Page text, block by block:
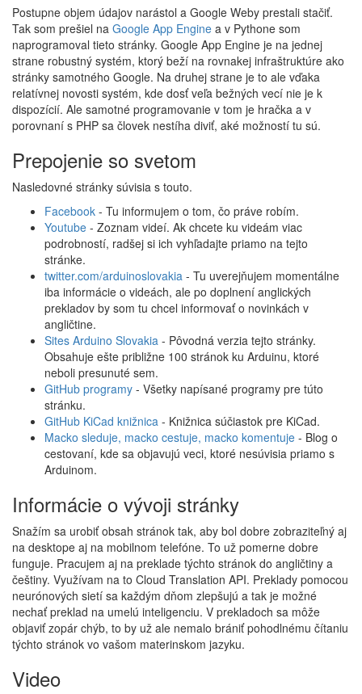
Postupne objem údajov narástol a Google Weby prestali stačiť.
Tak som prešiel na Google App Engine a v Pythone som
naprogramoval tieto stránky. Google App Engine je na jednej
strane robustný systém, ktorý beží na rovnakej infraštruktúre ako
stránky samotného Google. Na druhej strane je to ale vďaka
relatívnej novosti systém, kde dosť veľa bežných vecí nie je k
dispozícií. Ale samotné programovanie v tom je hračka a v
porovnaní s PHP sa človek nestíha diviť, aké možností tu sú.
Prepojenie so svetom
Nasledovné stránky súvisia s touto.
Facebook - Tu informujem o tom, čo práve robím.
Youtube - Zoznam videí. Ak chcete ku videám viac
podrobností, radšej si ich vyhľadajte priamo na tejto
stránke.
twitter.com/arduinoslovakia - Tu uverejňujem momentálne
iba informácie o videách, ale po doplnení anglických
prekladov by som tu chcel informovať o novinkách v
angličtine.
Sites Arduino Slovakia - Pôvodná verzia tejto stránky.
Obsahuje ešte približne 100 stránok ku Arduinu, ktoré
neboli presunuté sem.
GitHub programy - Všetky napísané programy pre túto
stránku.
GitHub KiCad knižnica - Knižnica súčiastok pre KiCad.
Macko sleduje, macko cestuje, macko komentuje - Blog o
cestovaní, kde sa objavujú veci, ktoré nesúvisia priamo s
Arduinom.
Informácie o vývoji stránky
Snažím sa urobiť obsah stránok tak, aby bol dobre zobraziteľný aj
na desktope aj na mobilnom telefóne. To už pomerne dobre
funguje. Pracujem aj na preklade týchto stránok do angličtiny a
češtiny. Využívam na to Cloud Translation API. Preklady pomocou
neurónových sietí sa každým dňom zlepšujú a tak je možné
nechať preklad na umelú inteligenciu. V prekladoch sa môže
objaviť zopár chýb, to by už ale nemalo brániť pohodlnému čítaniu
týchto stránok vo vašom materinskom jazyku.
Video